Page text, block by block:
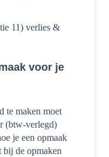
11) verlies &
voor je
te maken moet
(btw-verlegd)
je een opmaak
bij de opmaken